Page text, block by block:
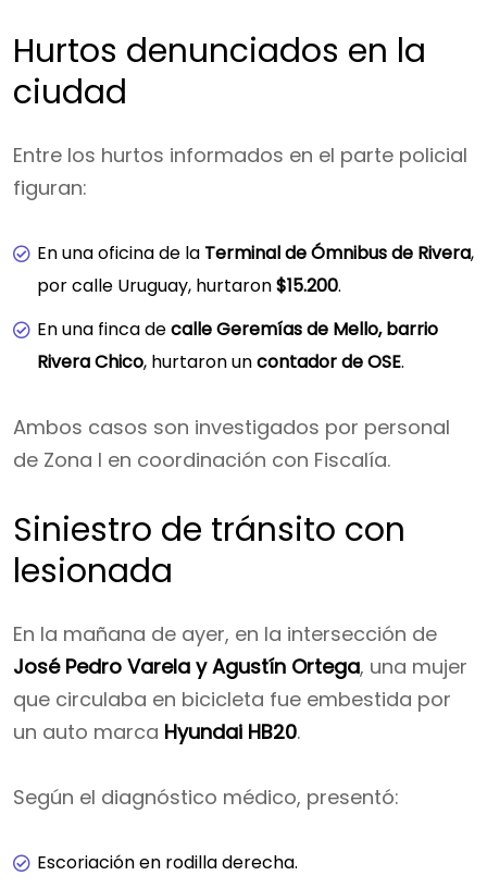
Hurtos denunciados en la
ciudad
Entre los hurtos informados en el parte policial
figuran:
En una oficina de la Terminal de Ómnibus de Rivera,
por calle Uruguay, hurtaron$15.200.
En una finca decalle Geremías de Mello, barrio
Rivera Chico, hurtaron uncontador de OSE.
Ambos casos son investigados por personal
de Zona I en coordinación con Fiscalía.
Siniestro de tránsito con
lesionada
En la mañana de ayer, en la intersección de
José Pedro Varela y Agustín Ortega, una mujer
que circulaba en bicicleta fue embestida por
un auto marca Hyundai HB20.
Según el diagnóstico médico, presentó:
Escoriación en rodilla derecha.